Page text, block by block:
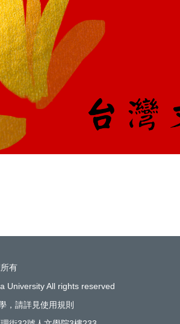
有
University All rights reserved
，請詳見使用規則